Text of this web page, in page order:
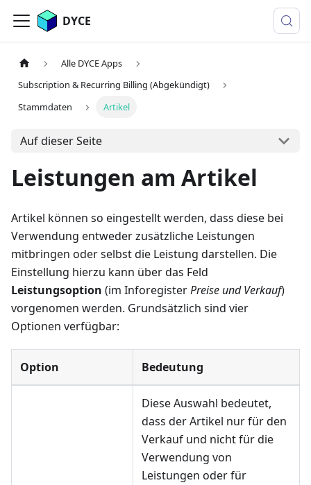
DYCE
Alle DYCE Apps
Subscription & Recurring Billing (Abgekündigt)
Stammdaten
Artikel
Auf dieser Seite
Leistungen am Artikel
Artikel können so eingestellt werden, dass diese bei
Verwendung entweder zusätzliche Leistungen
mitbringen oder selbst die Leistung darstellen. Die
Einstellung hierzu kann über das Feld
Leistungsoption (im InforegisterPreise und Verkauf)
vorgenomen werden. Grundsätzlich sind vier
Optionen verfügbar:
Option Bedeutung
Diese Auswahl bedeutet,
dass der Artikel nur für den
Verkauf und nicht für die
Verwendung von
Leistungen oder für